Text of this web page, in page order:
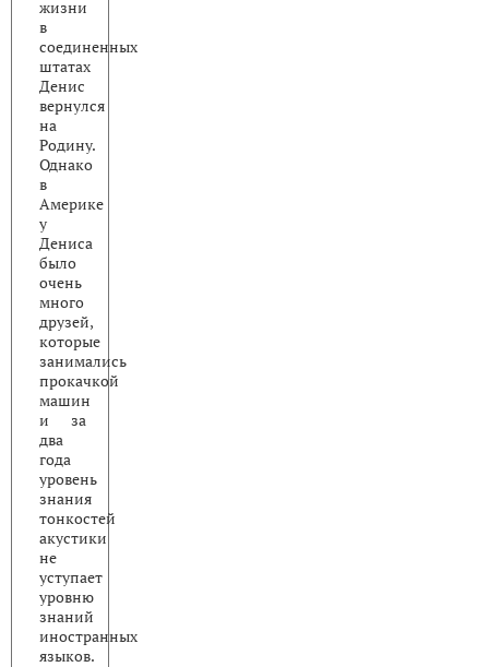
жизни
в
соединенных
штатах
Денис
вернулся
на
Родину.
Однако
в
Америке
у
Дениса
было
очень
много
друзей,
которые
занимались
прокачкой
машин
и за
два
года
уровень
знания
тонкостей
акустики
не
уступает
уровню
знаний
иностранных
языков.